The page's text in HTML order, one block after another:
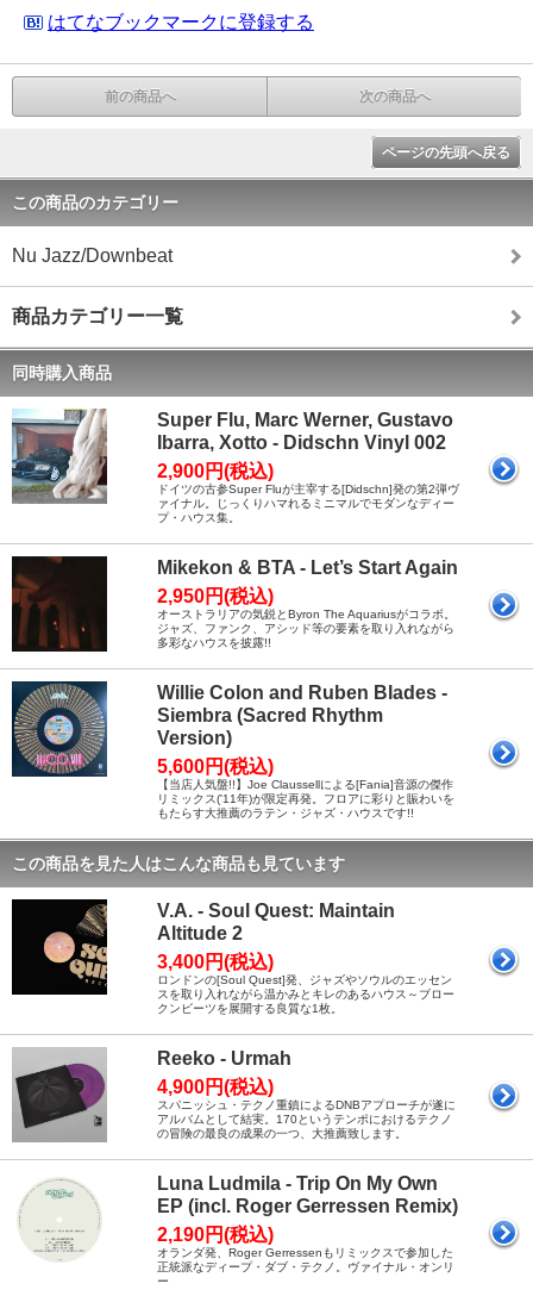
はてなブックマークに登録する
前の商品へ 次の商品へ
ページの先頭へ戻る
この商品のカテゴリー
Nu Jazz/Downbeat
商品カテゴリー一覧
同時購入商品
Super Flu, Marc Werner, Gustavo
Ibarra, Xotto - Didschn Vinyl 002
2,900円(税込)
ドイツの古参Super Fluが主宰する[Didschn]発の第2弾ヴ
ァイナル。じっくりハマれるミニマルでモダンなディー
プ・ハウス集。
Mikekon & BTA - Let’s Start Again
2,950円(税込)
オーストラリアの気鋭とByron The Aquariusがコラボ。
ジャズ、ファンク、アシッド等の要素を取り入れながら
多彩なハウスを披露!!
Willie Colon and Ruben Blades -
Siembra (Sacred Rhythm
Version)
5,600円(税込)
【当店人気盤!!】Joe Claussellによる[Fania]音源の傑作
リミックス('11年)が限定再発。フロアに彩りと賑わいを
もたらす大推薦のラテン・ジャズ・ハウスです!!
この商品を見た人はこんな商品も見ています
V.A. - Soul Quest: Maintain
Altitude 2
3,400円(税込)
ロンドンの[Soul Quest]発、ジャズやソウルのエッセン
スを取り入れながら温かみとキレのあるハウス～ブロー
クンビーツを展開する良質な1枚。
Reeko - Urmah
4,900円(税込)
スパニッシュ・テクノ重鎮によるDNBアプローチが遂に
アルバムとして結実。170というテンポにおけるテクノ
の冒険の最良の成果の一つ、大推薦致します。
Luna Ludmila - Trip On My Own
EP (incl. Roger Gerressen Remix)
2,190円(税込)
オランダ発、Roger Gerressenもリミックスで参加した
正統派なディープ・ダブ・テクノ。ヴァイナル・オンリ
ー